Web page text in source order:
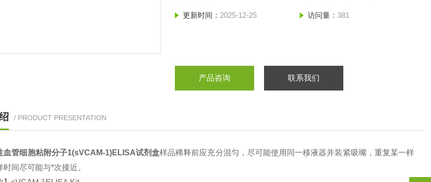
更新时间： 2025-12-25 访问量： 381
产品咨询 联系我们
/ PRODUCT PRESENTATION
血管细胞粘附分子1(sVCAM-1)ELISA试剂盒样品稀释前应充分混匀，尽可能使用同一移液器并装紧吸嘴，重复某一样
间尽可能与*次接近。